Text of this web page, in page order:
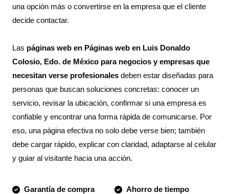
una opción más o convertirse en la empresa que el cliente
decide contactar.
Las páginas web en Páginas web en Luis Donaldo
Colosio, Edo. de México para negocios y empresas que
necesitan verse profesionales deben estar diseñadas para
personas que buscan soluciones concretas: conocer un
servicio, revisar la ubicación, confirmar si una empresa es
confiable y encontrar una forma rápida de comunicarse. Por
eso, una página efectiva no solo debe verse bien; también
debe cargar rápido, explicar con claridad, adaptarse al celular
y guiar al visitante hacia una acción.
Garantía de compra Ahorro de tiempo